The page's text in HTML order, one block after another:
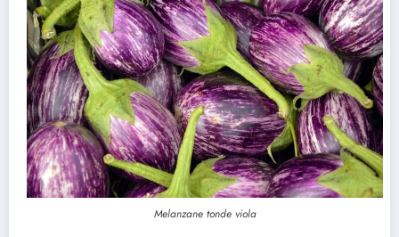
Melanzane tonde viola